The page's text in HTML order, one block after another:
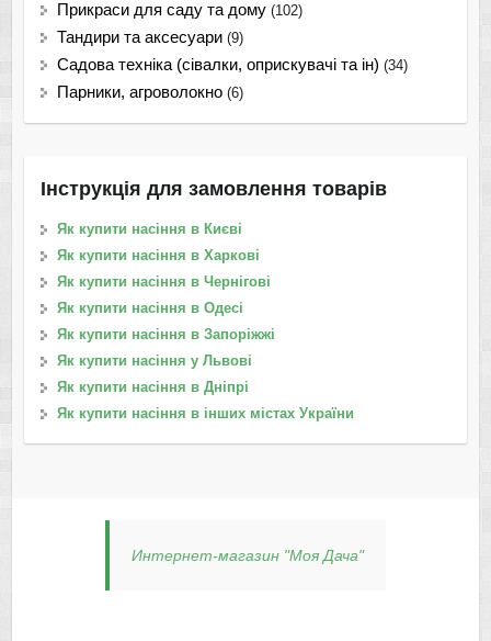
Прикраси для саду та дому (102)
Тандири та аксесуари (9)
Садова техніка (сівалки, оприскувачі та ін) (34)
Парники, агроволокно (6)
Інструкція для замовлення товарів
Як купити насіння в Києві
Як купити насіння в Харкові
Як купити насіння в Чернігові
Як купити насіння в Одесі
Як купити насіння в Запоріжжі
Як купити насіння у Львові
Як купити насіння в Дніпрі
Як купити насіння в інших містах України
Интернет-магазин "Моя Дача"